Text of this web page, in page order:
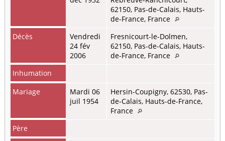
62150, Pas-de-Calais, Hauts-
de-France, France
Décès
Vendredi
24 fév
2006
Fresnicourt-le-Dolmen,
62150, Pas-de-Calais, Hauts-
de-France, France
Inhumation
Mariage
Mardi 06
juil 1954
Hersin-Coupigny, 62530, Pas-
de-Calais, Hauts-de-France,
France
Père